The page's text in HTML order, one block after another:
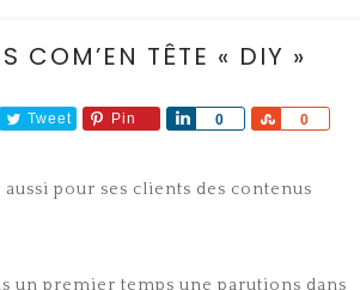
COM’EN TÊTE « DIY »
Tweet Pin 0
Share 0
Share
aussi pour ses clients des contenus
un premier temps une parutions dans